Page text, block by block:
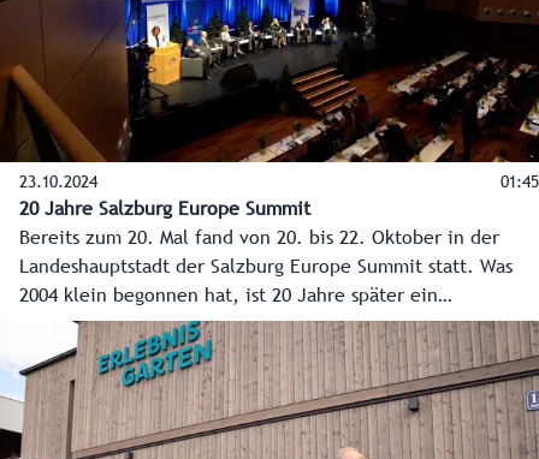
23.10.2024 01:45
20 Jahre Salzburg Europe Summit
Bereits zum 20. Mal fand von 20. bis 22. Oktober in der
Landeshauptstadt der Salzburg Europe Summit statt. Was
2004 klein begonnen hat, ist 20 Jahre später ein
international renommierter Fachkongress mit Experten aus
Politik, Wirtschaft, Diplomatie und Wissenschaft. Im Video
betonen unter anderem EU- und Verfassungsministerin
Karoline Edtstadler und der EU-Kommissar für Haushalt und
Verwaltung, Johannes Hahn, die Wichtigkeit der